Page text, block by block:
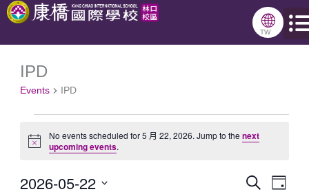
跳
🌐
TW
IPD
Events IPD
Events
for
月
2026
Notice
No events scheduled for 5 月 22, 2026. Jump to thenext
upcoming events.
Events
SearchEvent
Day
2026-05-22